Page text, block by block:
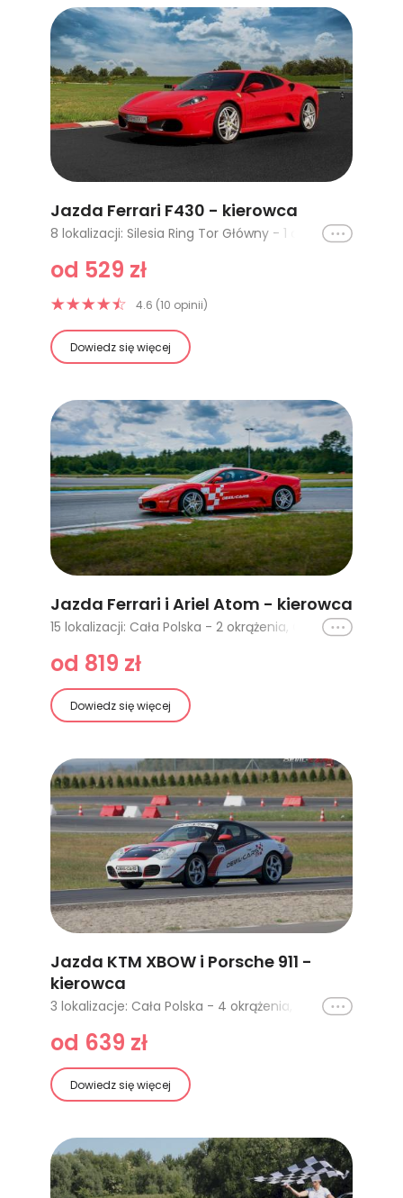
Jazda Ferrari F430 - kierowca
8 lokalizacji: Silesia Ring Tor Główny - 1 okrążenie, Poznań Główny - 1 okrążenie, Poznań Główny - 2 okrążenia, Silesia Ring Tor Główny - 2 okrążenia, Cała Polska - 1 okrążenie, Cała Polska - 2 okrążenia, Cała Polska - 3 okrążenia, Cała Polska - 4 okrążenia
Ikona
od 529 zł
4.6 (10 opinii)
Dowiedz się więcej
Jazda Ferrari i Ariel Atom - kierowca
15 lokalizacji: Cała Polska - 2 okrążenia, Cała Polska - 4 okrążenia, Ułęż (Warszawa, Lublin) - 2 okrążenia, Poznań Karting - 2 okrążenia, Tor Bednary (Poznań) - 2 okrążenia, Tor Białystok - 2 okrążenia, Tor Kraków - 2 okrążenia, Tor Łódź - 2 okrążenia, Poznań Główny - 2 okrążenia, Tor Jastrząb (Radom, Kielce) - 2 okrążenia, Tor Gdańsk Pszczółki - 2 okrążenia, Tor Modlin (Warszawa) - 2 okrążenia, Tor Słabomierz (Warszawa) - 2 okrążenia, Tor Słomczyn (Warszawa) - 2 okrążenia, Tor Krzywa (Wrocław) - 2 okrążenia
Ikona
od 819 zł
Dowiedz się więcej
Jazda KTM XBOW i Porsche 911 -
kierowca
3 lokalizacje: Cała Polska - 4 okrążenia, Cała Polska - 2 okrążenia, Poznań Tor Główny - 2 okrążenia
Ikona
od 639 zł
Dowiedz się więcej